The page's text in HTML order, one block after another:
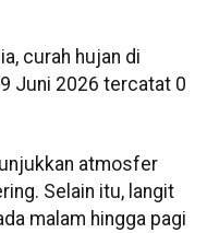
curah hujan di
Juni 2026 tercatat 0
atmosfer
Selain itu, langit
malam hingga pagi